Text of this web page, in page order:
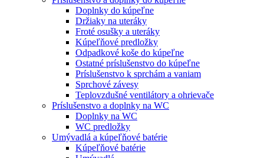
Doplnky do kúpeľne
Držiaky na uteráky
Froté osušky a uteráky
Kúpeľňové predložky
Odpadkové koše do kúpeľne
Ostatné príslušenstvo do kúpeľne
Príslušenstvo k sprchám a vaniam
Sprchové závesy
Teplovzdušné ventilátory a ohrievače
Príslušenstvo a doplnky na WC
Doplnky na WC
WC predložky
Umývadlá a kúpeľňové batérie
Kúpeľňové batérie